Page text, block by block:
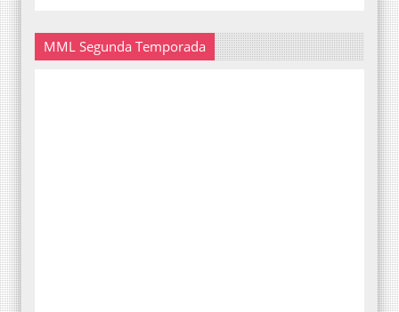
MML Segunda Temporada